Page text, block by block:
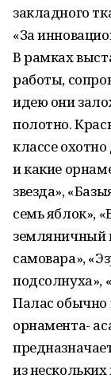
закладного
«За
В рамках
работы,
идею они
полотно.
классе
и какие
звезда»,
семь яблок»,
земляничный
самовара»,
подсолнуха»,
Палас обычно
орнамента-
из